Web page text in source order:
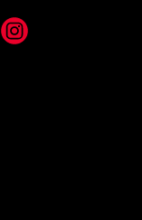
Instagram